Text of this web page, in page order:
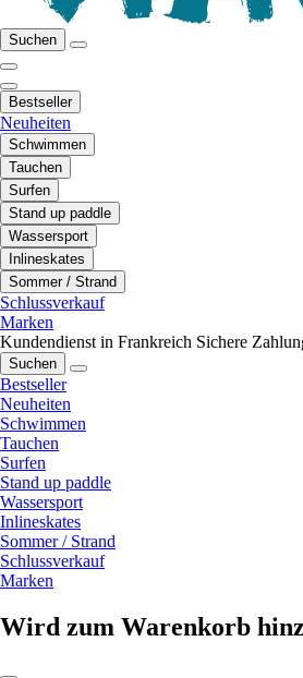
Suchen
Bestseller
Neuheiten
Schwimmen
Tauchen
Surfen
Stand up paddle
Wassersport
Inlineskates
Sommer / Strand
Schlussverkauf
Marken
Kundendienst in Frankreich Sichere
Suchen
Bestseller
Neuheiten
Schwimmen
Tauchen
Surfen
Stand up paddle
Wassersport
Inlineskates
Sommer / Strand
Schlussverkauf
Marken
Wird zum Warenkorb